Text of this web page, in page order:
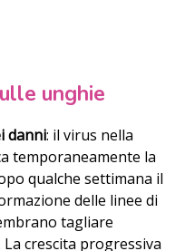
unghie
danni: il virus nella
temporaneamente la
qualche settimana il
delle linee di
tagliare
crescita progressiva